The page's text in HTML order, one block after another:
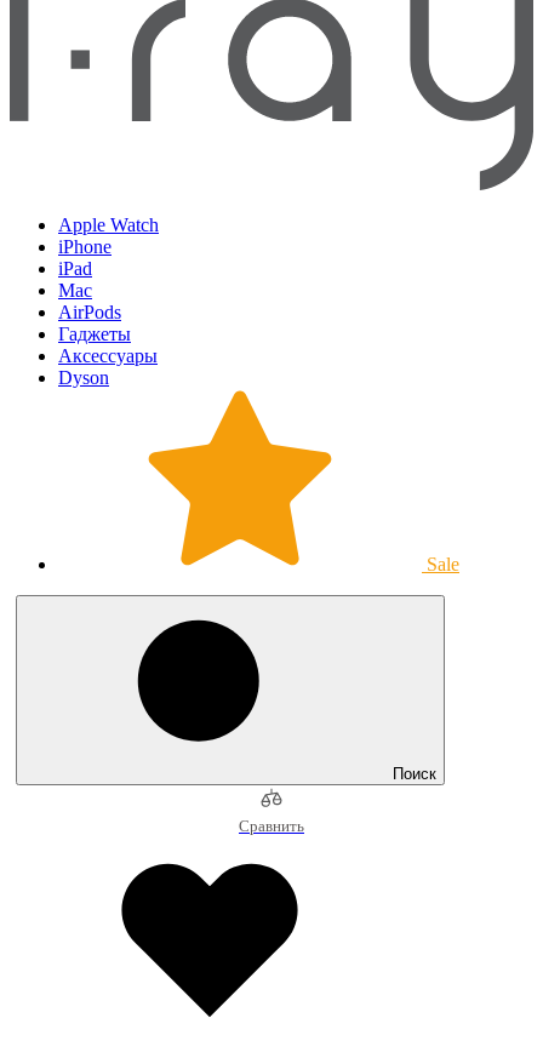
Apple Watch
iPhone
iPad
Mac
AirPods
Гаджеты
Аксессуары
Dyson
Sale
Поиск
Сравнить